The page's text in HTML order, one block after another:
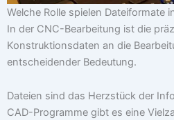
Welche Rolle spielen Dateiformate
In der CNC-Bearbeitung ist die
Konstruktionsdaten an die
entscheidender Bedeutung.
Dateien sind das Herzstück der
CAD-Programme gibt es eine